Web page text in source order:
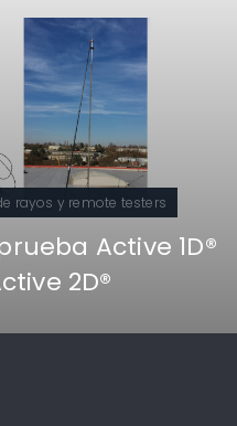
rayos y remote testers
Active 1D®
2D®